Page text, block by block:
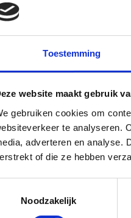
Toestemming
website maakt gebruik
gebruiken cookies om
te analyseren.
adverteren en analyse.
of die ze hebben
NoodzakelijkRecepten
over
Gefrituurde
schnitzel
van
aubergine